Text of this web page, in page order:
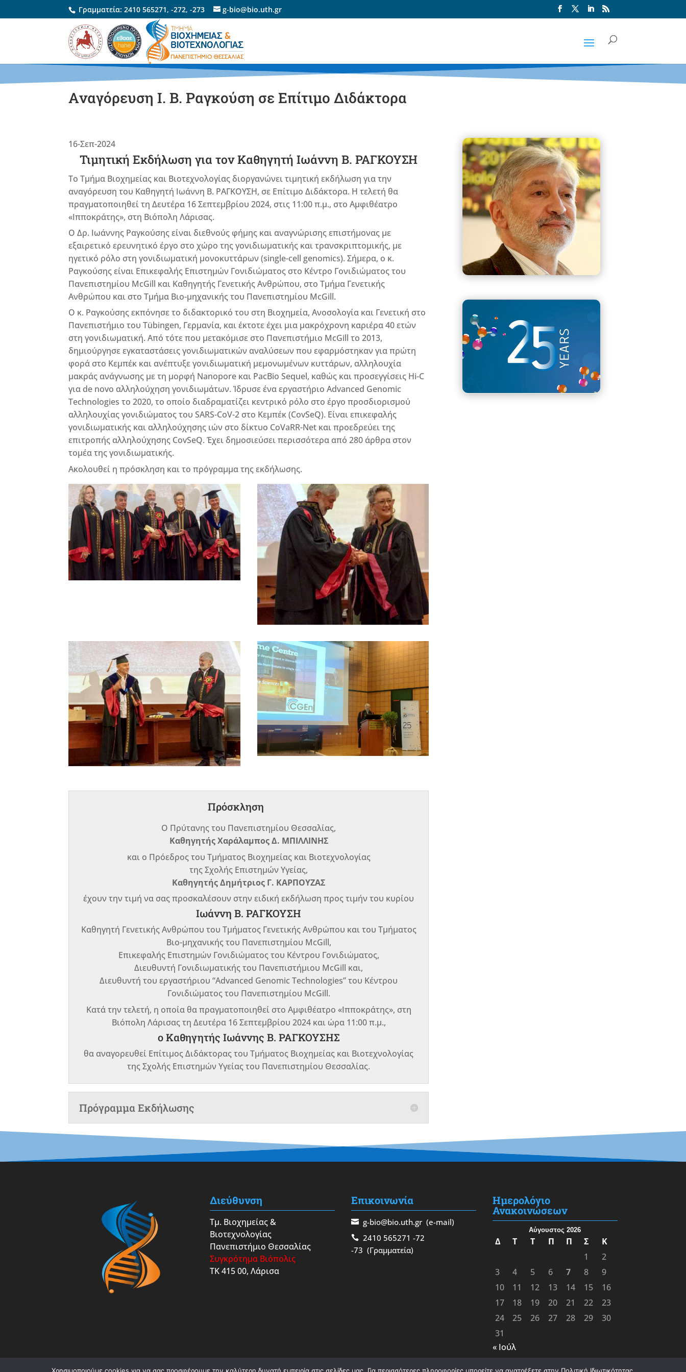
Γραμματεία:2410 565271,-272,-273 g-bio@bio.uth.gr
Aναγόρευση Ι. Β. Ραγκούση σε Επίτιμο Διδάκτορα
16-Σεπ-2024
Τιμητική Εκδήλωση για τον Καθηγητή Ιωάννη Β. ΡΑΓΚΟΥΣΗ
Το Τμήμα Βιοχημείας και Βιοτεχνολογίας διοργανώνει τιμητική εκδήλωση για την
αναγόρευση του Καθηγητή Ιωάννη Β. ΡΑΓΚΟΥΣΗ, σε Επίτιμο Διδάκτορα. Η τελετή θα
πραγματοποιηθεί τη Δευτέρα 16 Σεπτεμβρίου 2024, στις 11:00 π.μ., στο Αμφιθέατρο
«Ιπποκράτης», στη Βιόπολη Λάρισας.
Ο Δρ. Ιωάννης Ραγκούσης είναι διεθνούς φήμης και αναγνώρισης επιστήμονας με
εξαιρετικό ερευνητικό έργο στο χώρο της γονιδιωματικής και τρανσκριπτομικής, με
ηγετικό ρόλο στη γονιδιωματική μονοκυττάρων (single-cell genomics). Σήμερα, ο κ.
Ραγκούσης είναι Επικεφαλής Επιστημών Γονιδιώματος στο Κέντρο Γονιδιώματος του
Πανεπιστημίου McGill και Καθηγητής Γενετικής Ανθρώπου, στο Τμήμα Γενετικής
Ανθρώπου και στο Τμήμα Βιο-μηχανικής του Πανεπιστημίου McGill.
Ο κ. Ραγκούσης εκπόνησε το διδακτορικό του στη Βιοχημεία, Ανοσολογία και Γενετική στο
Πανεπιστήμιο του Tübingen, Γερμανία, και έκτοτε έχει μια μακρόχρονη καριέρα 40 ετών
στη γονιδιωματική. Από τότε που μετακόμισε στο Πανεπιστήμιο McGill το 2013,
δημιούργησε εγκαταστάσεις γονιδιωματικών αναλύσεων που εφαρμόστηκαν για πρώτη
φορά στο Κεμπέκ και ανέπτυξε γονιδιωματική μεμονωμένων κυττάρων, αλληλουχία
μακράς ανάγνωσης με τη μορφή Nanopore και PacBio Sequel, καθώς και προσεγγίσεις Hi-C
για de novo αλληλούχηση γονιδιωμάτων. Ίδρυσε ένα εργαστήριο Advanced Genomic
Technologies το 2020, το οποίο διαδραματίζει κεντρικό ρόλο στο έργο προσδιορισμού
αλληλουχίας γονιδιώματος του SARS-CoV-2 στο Κεμπέκ (CovSeQ). Είναι επικεφαλής
γονιδιωματικής και αλληλούχησης ιών στο δίκτυο CoVaRR-Net και προεδρεύει της
επιτροπής αλληλούχησης CovSeQ. Έχει δημοσιεύσει περισσότερα από 280 άρθρα στον
τομέα της γονιδιωματικής.
Ακολουθεί η πρόσκληση και το πρόγραμμα της εκδήλωσης.
Πρόσκληση
Ο Πρύτανης του Πανεπιστημίου Θεσσαλίας,
Καθηγητής Χαράλαμπος Δ. ΜΠΙΛΛΙΝΗΣ
και ο Πρόεδρος του Τμήματος Βιοχημείας και Βιοτεχνολογίας
της Σχολής Επιστημών Υγείας,
Καθηγητής Δημήτριος Γ. ΚΑΡΠΟΥΖΑΣ
έχουν την τιμή να σας προσκαλέσουν στην ειδική εκδήλωση προς τιμήν του κυρίου
Ιωάννη Β. ΡΑΓΚΟΥΣΗ
Καθηγητή Γενετικής Ανθρώπου του Τμήματος Γενετικής Ανθρώπου και του Τμήματος
Βιο-μηχανικής του Πανεπιστημίου McGill,
Επικεφαλής Επιστημών Γονιδιώματος του Κέντρου Γονιδιώματος,
Διευθυντή Γονιδιωματικής του Πανεπιστήμιου McGill και,
Διευθυντή του εργαστήριου “Advanced Genomic Technologies” του Κέντρου
Γονιδιώματος του Πανεπιστημίου McGill.
Κατά την τελετή, η οποία θα πραγματοποιηθεί στο Αμφιθέατρο «Ιπποκράτης», στη
Βιόπολη Λάρισας τη Δευτέρα 16 Σεπτεμβρίου 2024 και ώρα 11:00 π.μ.,
ο Καθηγητής Ιωάννης Β. ΡΑΓΚΟΥΣΗΣ
θα αναγορευθεί Επίτιμος Διδάκτορας του Τμήματος Βιοχημείας και Βιοτεχνολογίας
της Σχολής Επιστημών Υγείας του Πανεπιστημίου Θεσσαλίας.
Πρόγραμμα Εκδήλωσης
Διεύθυνση
Τμ. Βιοχημείας &
Βιοτεχνολογίας
Πανεπιστήμιο Θεσσαλίας
Συγκρότημα Βιόπολις
ΤΚ 415 00, Λάρισα
Επικοινωνία
g-bio@bio.uth.gr (e-mail)
2410 565271 -72
-73 (Γραμματεία)
Ημερολόγιο
Ανακοινώσεων
Αύγουστος 2026
Δ Τ Τ Π Π Σ
Κ
1
2
3
4 5 6 7 8
9
10
11 12 13 14 15
16
17
18 19 20 21 22
23
24
25 26 27 28 29
30
31
« Ιούλ